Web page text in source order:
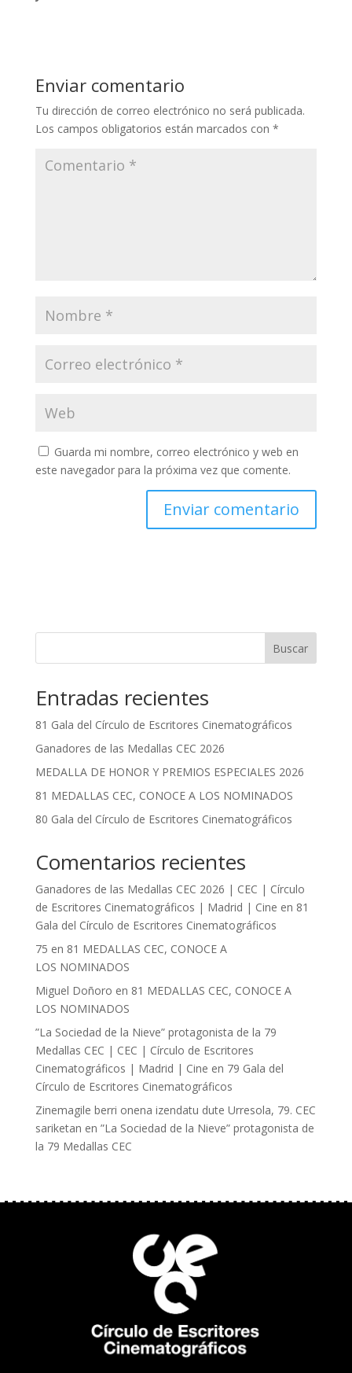
Enviar comentario
Tu dirección de correo electrónico no será publicada.
Los campos obligatorios están marcados con *
Guarda mi nombre, correo electrónico y web en
este navegador para la próxima vez que comente.
Buscar
Entradas recientes
81 Gala del Círculo de Escritores Cinematográficos
Ganadores de las Medallas CEC 2026
MEDALLA DE HONOR Y PREMIOS ESPECIALES 2026
81 MEDALLAS CEC, CONOCE A LOS NOMINADOS
80 Gala del Círculo de Escritores Cinematográficos
Comentarios recientes
Ganadores de las Medallas CEC 2026 | CEC | Círculo
de Escritores Cinematográficos | Madrid | Cine en 81
Gala del Círculo de Escritores Cinematográficos
75 en 81 MEDALLAS CEC, CONOCE A
LOS NOMINADOS
Miguel Doñoro en 81 MEDALLAS CEC, CONOCE A
LOS NOMINADOS
”La Sociedad de la Nieve” protagonista de la 79
Medallas CEC | CEC | Círculo de Escritores
Cinematográficos | Madrid | Cine en 79 Gala del
Círculo de Escritores Cinematográficos
Zinemagile berri onena izendatu dute Urresola, 79. CEC
sariketan en ”La Sociedad de la Nieve” protagonista de
la 79 Medallas CEC